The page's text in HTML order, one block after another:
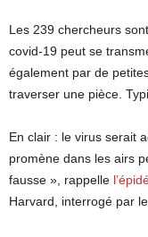
Les 239 chercheurs
covid-19 peut se
également par de
traverser une pièce.
En clair : le virus serait
promène dans les airs
fausse », rappelle
Harvard, interrogé par le